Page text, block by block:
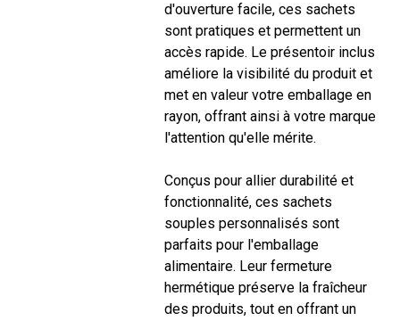
d'ouverture facile, ces sachets
sont pratiques et permettent un
accès rapide. Le présentoir inclus
améliore la visibilité du produit et
met en valeur votre emballage en
rayon, offrant ainsi à votre marque
l'attention qu'elle mérite.
Conçus pour allier durabilité et
fonctionnalité, ces sachets
souples personnalisés sont
parfaits pour l'emballage
alimentaire. Leur fermeture
hermétique préserve la fraîcheur
des produits, tout en offrant un